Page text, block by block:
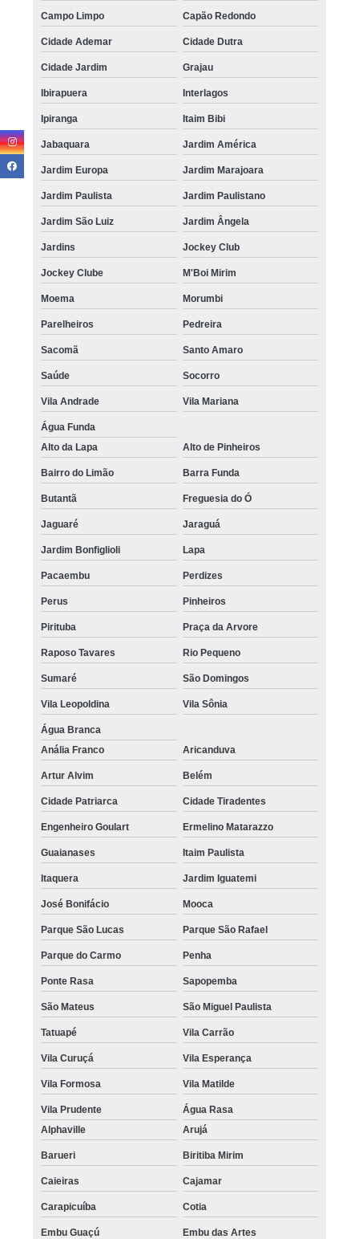
Campo Limpo Capão Redondo
Cidade Ademar Cidade Dutra
Cidade Jardim Grajau
Ibirapuera Interlagos
Ipiranga Itaim Bibi
Jabaquara Jardim América
Jardim Europa Jardim Marajoara
Jardim Paulista Jardim Paulistano
Jardim São Luiz Jardim Ângela
Jardins Jockey Club
Jockey Clube M'Boi Mirim
Moema Morumbi
Parelheiros Pedreira
Sacomã Santo Amaro
Saúde Socorro
Vila Andrade Vila Mariana
Água Funda
Alto da Lapa
Alto de Pinheiros
Bairro do Limão Barra Funda
Butantã Freguesia do Ó
Jaguaré Jaraguá
Jardim Bonfiglioli Lapa
Pacaembu Perdizes
Perus Pinheiros
Pirituba Praça da Arvore
Raposo Tavares Rio Pequeno
Sumaré São Domingos
Vila Leopoldina Vila Sônia
Água Branca
Anália Franco
Aricanduva
Artur Alvim Belém
Cidade Patriarca Cidade Tiradentes
Engenheiro Goulart Ermelino Matarazzo
Guaianases Itaim Paulista
Itaquera Jardim Iguatemi
José Bonifácio Mooca
Parque São Lucas Parque São Rafael
Parque do Carmo Penha
Ponte Rasa Sapopemba
São Mateus São Miguel Paulista
Tatuapé Vila Carrão
Vila Curuçá Vila Esperança
Vila Formosa Vila Matilde
Vila Prudente
Água Rasa
Alphaville
Arujá
Barueri Biritiba Mirim
Caieiras Cajamar
Carapicuíba Cotia
Embu Guaçú Embu das Artes